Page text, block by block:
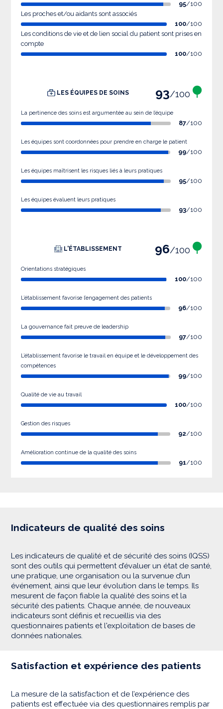
95/100
Les proches et/ou aidants sont associés
100/100
Les conditions de vie et de lien social du patient sont prises en
compte
100/100
LES ÉQUIPES DE SOINS 93/100
La pertinence des soins est argumentée au sein de l’équipe
87/100
Les équipes sont coordonnées pour prendre en charge le patient
99/100
Les équipes maîtrisent les risques liés à leurs pratiques
95/100
Les équipes évaluent leurs pratiques
93/100
L'ÉTABLISSEMENT 96/100
Orientations stratégiques
100/100
L’établissement favorise l’engagement des patients
96/100
La gouvernance fait preuve de leadership
97/100
L’établissement favorise le travail en équipe et le développement des
compétences
99/100
Qualité de vie au travail
100/100
Gestion des risques
92/100
Amélioration continue de la qualité des soins
91/100
Indicateurs de qualité des soins
Les indicateurs de qualité et de sécurité des soins (IQSS)
sont des outils qui permettent d’évaluer un état de santé,
une pratique, une organisation ou la survenue d’un
événement, ainsi que leur évolution dans le temps. Ils
mesurent de façon fiable la qualité des soins et la
sécurité des patients. Chaque année, de nouveaux
indicateurs sont définis et recueillis via des
questionnaires patients et l'exploitation de bases de
données nationales.
Satisfaction et expérience des patients
La mesure de la satisfaction et de l’expérience des
patients est effectuée via des questionnaires remplis par